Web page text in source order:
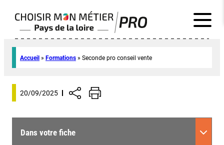
Accueil » Formations » Seconde pro conseil vente
20/09/2025
Dans votre fiche